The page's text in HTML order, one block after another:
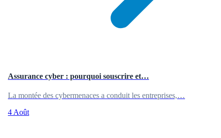
Assurance cyber : pourquoi souscrire et…
La montée des cybermenaces a conduit les entreprises,…
4 Août